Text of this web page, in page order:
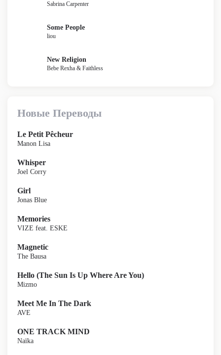
Sabrina Carpenter
Some People
liou
New Religion
Bebe Rexha & Faithless
Новые Переводы
Le Petit Pêcheur
Manon Lisa
Whisper
Joel Corry
Girl
Jonas Blue
Memories
VIZE feat. ESKE
Magnetic
The Bausa
Hello (The Sun Is Up Where Are You)
Mizmo
Meet Me In The Dark
AVE
ONE TRACK MIND
Naïka